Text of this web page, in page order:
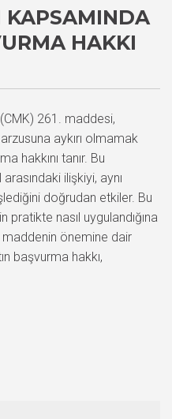
KAPSAMINDA
HAKKI
261. maddesi,
aykırı olmamak
hakkını tanır. Bu
ilişkiyi, aynı
doğrudan etkiler. Bu
nasıl uygulandığına
maddenin önemine dair
başvurma hakkı,